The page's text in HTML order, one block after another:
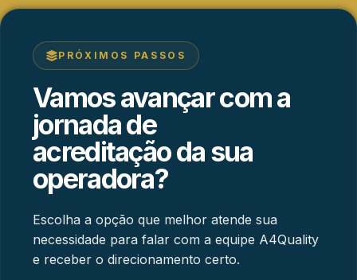
PRÓXIMOS PASSOS
Vamos avançar com a
jornada de
acreditação da sua
operadora?
Escolha a opção que melhor atende sua
necessidade para falar com a equipe A4Quality
e receber o direcionamento certo.